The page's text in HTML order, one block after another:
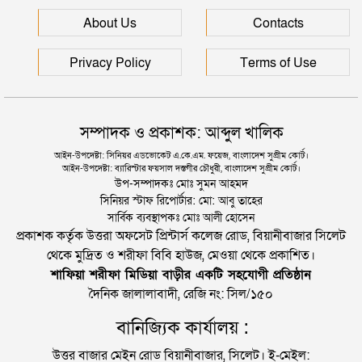
সিলেটে হামের উপসর্গ আরও ২ শিশুর মৃত্যু
About Us Contacts
Privacy Policy Terms of Use
সম্পাদক ও প্রকাশক: আব্দুল খালিক
আইন-উপদেষ্টা: সিনিয়র এডভোকেট এ.কে.এম. ফয়েজ, বাংলাদেশ সুপ্রীম কোর্ট।
আইন-উপদেষ্টা: ব্যারিস্টার ফয়সাল দস্তগীর চৌধুরী, বাংলাদেশ সুপ্রীম কোর্ট।
উপ-সম্পাদকঃ মোঃ সুমন আহমদ
সিনিয়র স্টাফ রিপোর্টার: মো: আবু তাহের
সার্বিক ব্যবস্থাপকঃ মোঃ আলী হোসেন
প্রকাশক কর্তৃক উত্তরা অফসেট প্রিন্টার্স কলেজ রোড, বিয়ানীবাজার সিলেট
থেকে মুদ্রিত ও শরীফা বিবি হাউজ, মেওয়া থেকে প্রকাশিত।
শাফিয়া শরীফা মিডিয়া বাড়ীর একটি সহযোগী প্রতিষ্ঠান
দৈনিক জালালাবাদী, রেজি নং: সিল/১৫০
বানিজ্যিক কার্যালয় :
উত্তর বাজার মেইন রোড বিয়ানীবাজার, সিলেট। ই-মেইল: